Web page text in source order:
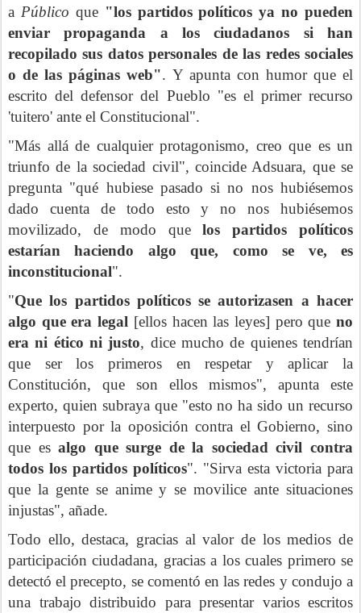
a Público que "los partidos políticos ya no pueden
enviar propaganda a los ciudadanos si han
recopilado sus datos personales de las redes sociales
o de las páginas web". Y apunta con humor que el
escrito del defensor del Pueblo "es el primer recurso
'tuitero' ante el Constitucional".
"Más allá de cualquier protagonismo, creo que es un
triunfo de la sociedad civil", coincide Adsuara, que se
pregunta "qué hubiese pasado si no nos hubiésemos
dado cuenta de todo esto y no nos hubiésemos
movilizado, de modo quelos partidos políticos
estarían haciendo algo que, como se ve, es
inconstitucional".
"Que los partidos políticos se autorizasen a hacer
algo que era legal [ellos hacen las leyes] pero queno
era ni ético ni justo, dice mucho de quienes tendrían
que ser los primeros en respetar y aplicar la
Constitución, que son ellos mismos", apunta este
experto, quien subraya que "esto no ha sido un recurso
interpuesto por la oposición contra el Gobierno, sino
que esalgo que surge de la sociedad civil contra
todos los partidos políticos". "Sirva esta victoria para
que la gente se anime y se movilice ante situaciones
injustas", añade.
Todo ello, destaca, gracias al valor de los medios de
participación ciudadana, gracias a los cuales primero se
detectó el precepto, se comentó en las redes y condujo a
una trabajo distribuido para presentar varios escritos